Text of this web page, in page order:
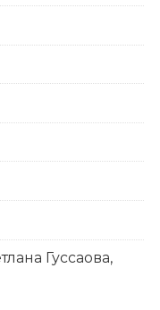
Гуссаова,